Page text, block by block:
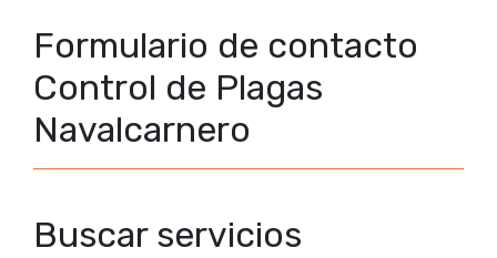
Formulario de contacto
Control de Plagas
Navalcarnero
Buscar servicios